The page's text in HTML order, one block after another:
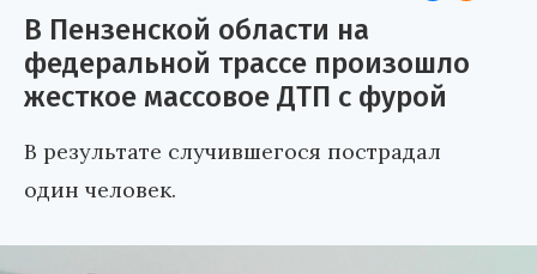
В Пензенской области на
федеральной трассе произошло
жесткое массовое ДТП с фурой
В результате случившегося пострадал
один человек.